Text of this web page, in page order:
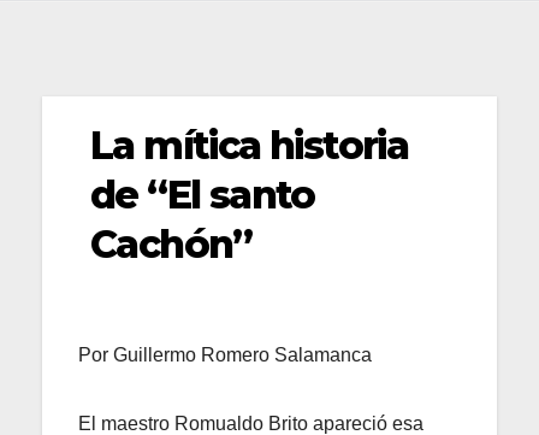
La mítica historia
de “El santo
Cachón”
Por Guillermo Romero Salamanca
El maestro Romualdo Brito apareció esa